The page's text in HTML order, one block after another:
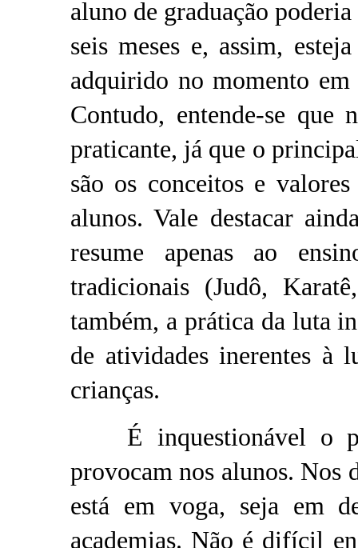
aluno de graduação
seis meses e, assim,
adquirido no momento em
Contudo, entende-se que
praticante, já que o
são os conceitos e
alunos. Vale destacar
resume apenas ao
tradicionais (Judô,
também, a prática da luta
de atividades inerentes à
crianças.
É inquestionável o
provocam nos alunos. Nos
está em voga, seja em
academias. Não é difícil